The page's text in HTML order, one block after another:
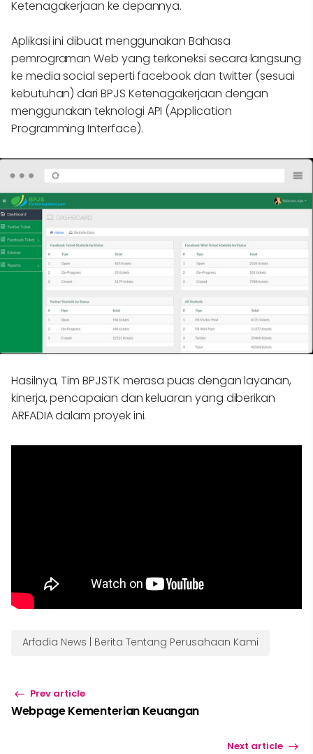
Ketenagakerjaan ke depannya.
Aplikasi ini dibuat menggunakan Bahasa
pemrograman Web yang terkoneksi secara langsung
ke media social seperti facebook dan twitter (sesuai
kebutuhan) dari BPJS Ketenagakerjaan dengan
menggunakan teknologi API (Application
Programming Interface).
Hasilnya, Tim BPJSTK merasa puas dengan layanan,
kinerja, pencapaian dan keluaran yang diberikan
ARFADIA dalam proyek ini.
Arfadia News | Berita Tentang Perusahaan Kami
Prev article
Webpage Kementerian Keuangan
Next article